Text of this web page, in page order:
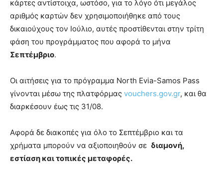
κάρτες αντίστοιχα, ωστόσο, για το λόγο ότι μεγάλος
αριθμός καρτών δεν χρησιμοποιήθηκε από τους
δικαιούχους τον Ιούλιο, αυτές προστίθενται στην τρίτη
φάση του προγράμματος που αφορά το μήνα
Σεπτέμβριο.
Οι αιτήσεις για το πρόγραμμα North Evia-Samos Pass
γίνονται μέσω της πλατφόρμας vouchers.gov.gr, και θα
διαρκέσουν έως τις 31/08.
Αφορά δε διακοπές για όλο το Σεπτέμβριο και τα
χρήματα μπορούν να αξιοποιηθούν σε διαμονή,
εστίαση και τοπικές μεταφορές.